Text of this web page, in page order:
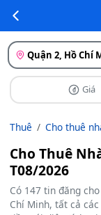
Quận 2, Hồ Chí
Giá
Thuê Cho thuê
Cho Thuê
T08/2026
Có 147 tin đăng
Chí Minh, tất cả